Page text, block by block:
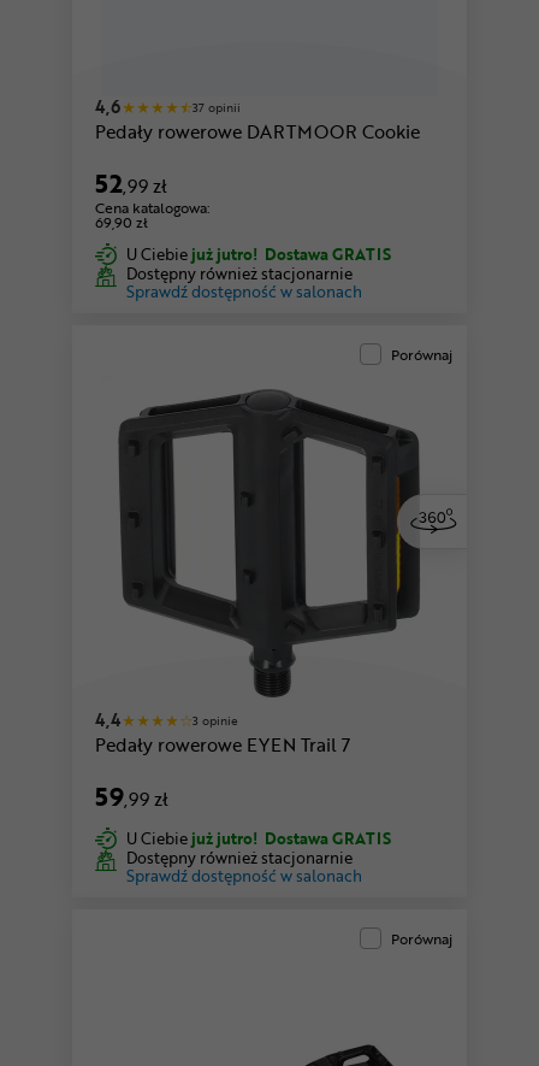
4,6 37 opinii
Pedały rowerowe DARTMOOR Cookie
52,99 zł
Cena katalogowa:
69,90 zł
U Ciebie już jutro! Dostawa GRATIS
Dostępny również stacjonarnie
Sprawdź dostępność w salonach
Porównaj
4,4 3 opinie
Pedały rowerowe EYEN Trail 7
59,99 zł
U Ciebie już jutro! Dostawa GRATIS
Dostępny również stacjonarnie
Sprawdź dostępność w salonach
Porównaj